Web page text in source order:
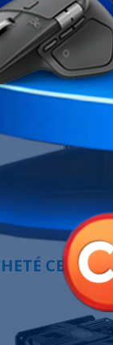
E...
8 499,00
CE